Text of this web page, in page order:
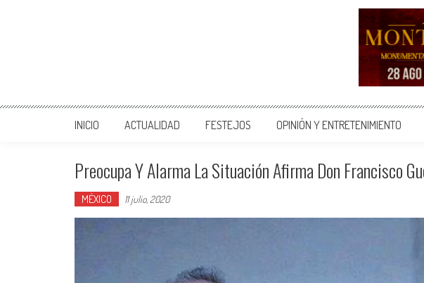
INICIO ACTUALIDAD FESTEJOS OPINIÓN Y ENTRETENIMIENTO
Preocupa Y Alarma La Situación Afirma Don Francisco
MÉXICO 11 julio, 2020